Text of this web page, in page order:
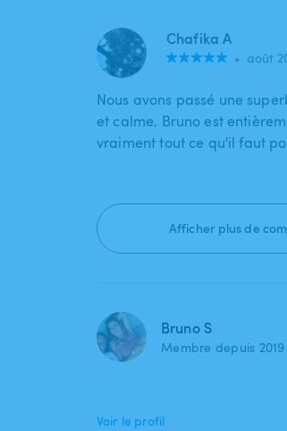
Chafika A
• août
Nous avons passé une
et calme. Bruno est
vraiment tout ce qu'il faut
Afficher plus de
Bruno S
Membre depuis 2019
Voir le profil